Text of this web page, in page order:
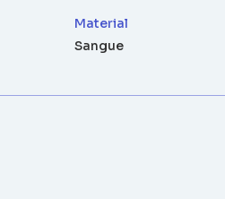
Material
Sangue